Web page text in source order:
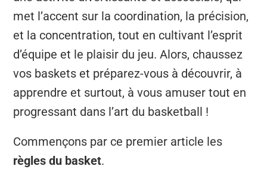
met l’accent sur la coordination, la précision,
et la concentration, tout en cultivant l’esprit
d’équipe et le plaisir du jeu. Alors, chaussez
vos baskets et préparez-vous à découvrir, à
apprendre et surtout, à vous amuser tout en
progressant dans l’art du basketball !
Commençons par ce premier article les
règles du basket.